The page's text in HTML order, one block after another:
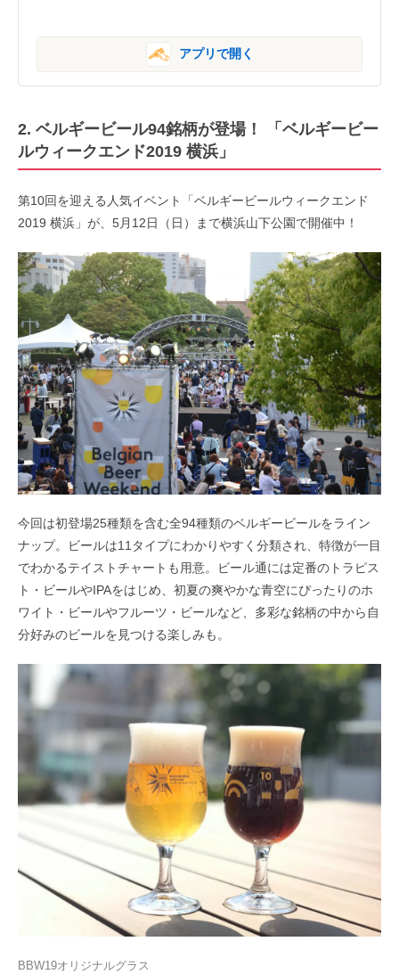
アプリで開く
2. ベルギービール94銘柄が登場！ 「ベルギービー
ルウィークエンド2019 横浜」
第10回を迎える人気イベント「ベルギービールウィークエンド
2019 横浜」が、5月12日（日）まで横浜山下公園で開催中！
今回は初登場25種類を含む全94種類のベルギービールをライン
ナップ。ビールは11タイプにわかりやすく分類され、特徴が一目
でわかるテイストチャートも用意。ビール通には定番のトラピス
ト・ビールやIPAをはじめ、初夏の爽やかな青空にぴったりのホ
ワイト・ビールやフルーツ・ビールなど、多彩な銘柄の中から自
分好みのビールを見つける楽しみも。
BBW19オリジナルグラス